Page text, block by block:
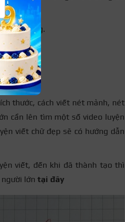
đứng.
thước, cách viết nét mảnh, nét
cần lên tìm một số video luyện
viết chữ đẹp sẽ có hướng dẫn
viết, đến khi đã thành tạo thì
lớn tại đây